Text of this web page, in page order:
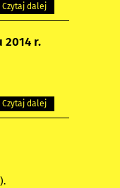
Czytaj dalej
2014 r.
Czytaj dalej